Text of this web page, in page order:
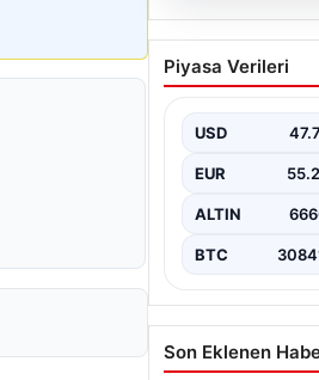
Enflasyon
zaman
verileri
Piyasa Verileri
USD
EUR
ALTIN
BTC
Son Eklenen